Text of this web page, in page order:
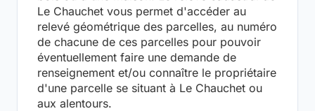
Le Chauchet vous permet d'accéder au
relevé géométrique des parcelles, au numéro
de chacune de ces parcelles pour pouvoir
éventuellement faire une demande de
renseignement et/ou connaître le propriétaire
d'une parcelle se situant à Le Chauchet ou
aux alentours.